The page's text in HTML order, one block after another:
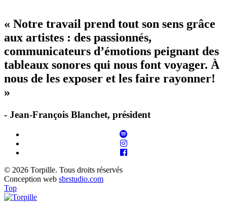
« Notre travail prend tout son sens grâce
aux artistes : des passionnés,
communicateurs d’émotions peignant des
tableaux sonores qui nous font voyager. À
nous de les exposer et les faire rayonner!
»
- Jean-François Blanchet, président
© 2026 Torpille. Tous droits réservés
Conception web sbrstudio.com
Top